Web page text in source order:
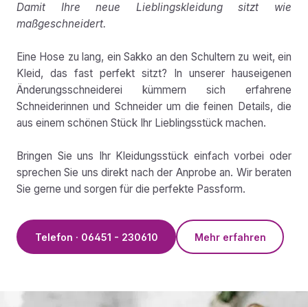
Damit Ihre neue Lieblingskleidung sitzt wie
maßgeschneidert.
Eine Hose zu lang, ein Sakko an den Schultern zu weit, ein
Kleid, das fast perfekt sitzt? In unserer hauseigenen
Änderungsschneiderei kümmern sich erfahrene
Schneiderinnen und Schneider um die feinen Details, die
aus einem schönen Stück Ihr Lieblingsstück machen.
Bringen Sie uns Ihr Kleidungsstück einfach vorbei oder
sprechen Sie uns direkt nach der Anprobe an. Wir beraten
Sie gerne und sorgen für die perfekte Passform.
Telefon · 06451 - 230610 Mehr erfahren